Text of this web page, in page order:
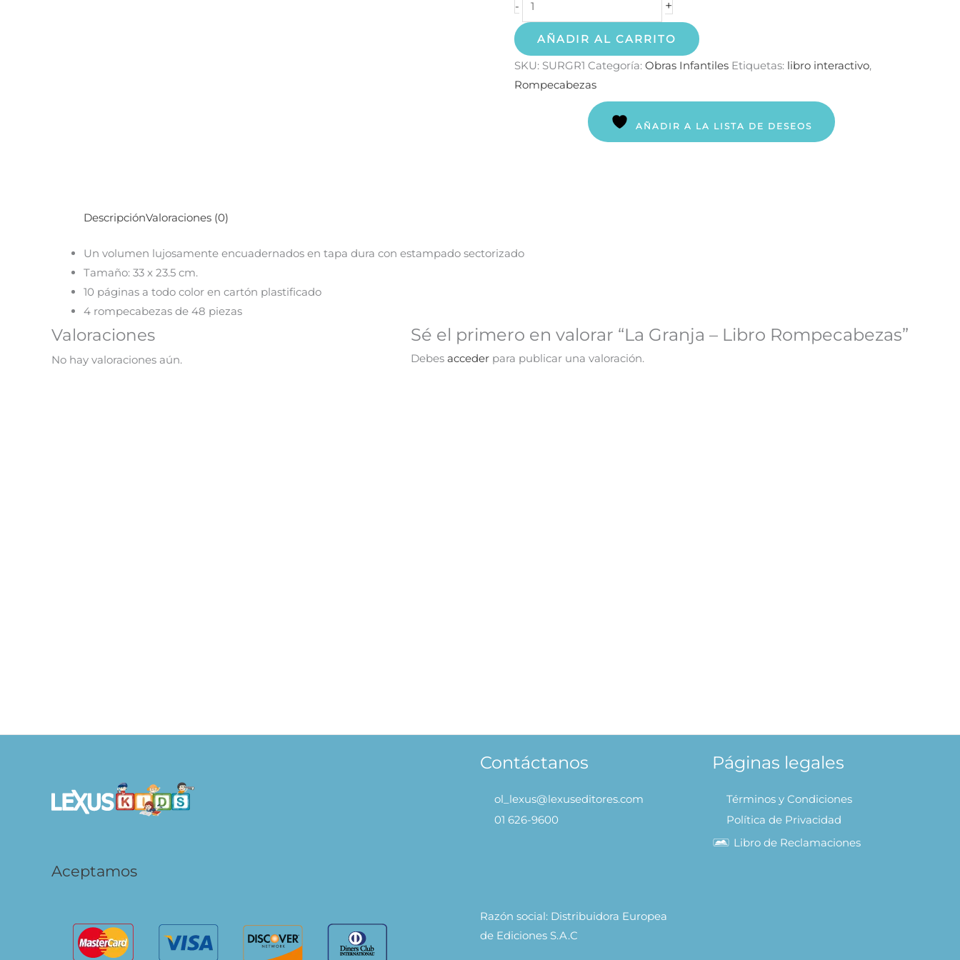
- +
AÑADIR AL CARRITO
SKU: SURGR1 Categoría: Obras Infantiles Etiquetas: libro interactivo,
Rompecabezas
AÑADIR A LA LISTA DE DESEOS
DescripciónValoraciones (0)
Un volumen lujosamente encuadernados en tapa dura con estampado sectorizado
Tamaño: 33 x 23.5 cm.
10 páginas a todo color en cartón plastificado
4 rompecabezas de 48 piezas
Valoraciones
No hay valoraciones aún.
Sé el primero en valorar “La Granja – Libro Rompecabezas”
Debes acceder para publicar una valoración.
Aceptamos
Contáctanos
ol_lexus@lexuseditores.com
01 626-9600
Razón social: Distribuidora Europea
de Ediciones S.A.C
Páginas legales
Términos y Condiciones
Política de Privacidad
Libro de Reclamaciones